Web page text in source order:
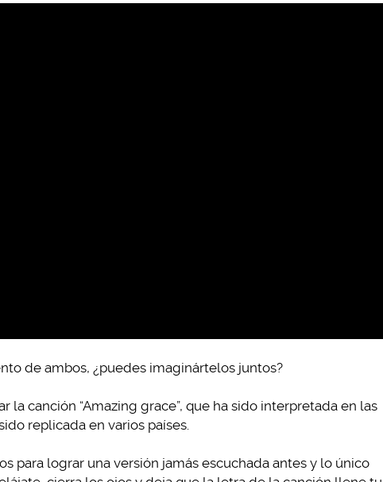
de ambos, ¿puedes imaginártelos juntos?
la canción “Amazing grace”, que ha sido interpretada en las
replicada en varios países.
para lograr una versión jamás escuchada antes y lo único